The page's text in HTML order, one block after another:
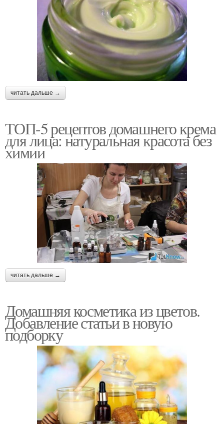
читать дальше →
ТОП-5 рецептов домашнего крема
для лица: натуральная красота без
химии
читать дальше →
Домашняя косметика из цветов.
Добавление статьи в новую
подборку